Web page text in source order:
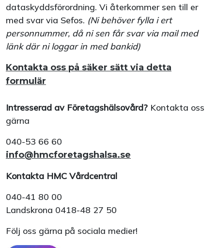
dataskyddsförordning. Vi återkommer sen till er
med svar via Sefos. (Ni behöver fylla i ert
personnummer, då ni sen får svar via mail med
länk där ni loggar in med bankid)
Kontakta oss på säker sätt via detta
formulär
Intresserad av Företagshälsovård? Kontakta oss
gärna
040-53 66 60
info@hmcforetagshalsa.se
Kontakta HMC Vårdcentral
040-41 80 00
Landskrona 0418-48 27 50
Följ oss gärna på sociala medier!